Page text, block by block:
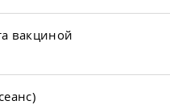
вакциной